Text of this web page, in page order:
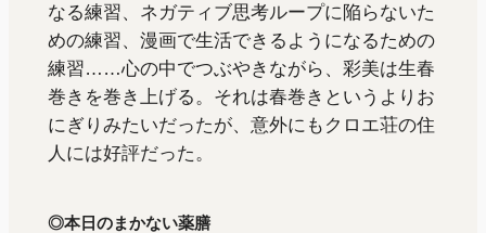
なる練習、ネガティブ思考ループに陥らないた
めの練習、漫画で生活できるようになるための
練習……心の中でつぶやきながら、彩美は生春
巻きを巻き上げる。それは春巻きというよりお
にぎりみたいだったが、意外にもクロエ荘の住
人には好評だった。
◎本日のまかない薬膳